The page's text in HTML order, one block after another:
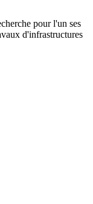
pour l'un ses
d'infrastructures